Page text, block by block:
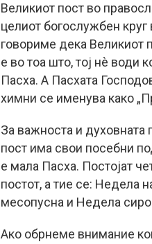
Великиот пост во
целиот богослужбен
говориме дека Великиот
е во тоа што, тој нè води
Пасха. А Пасхата
химни се именува како
За важноста и духовната
пост има свои посебни
е мала Пасха. Постојат
постот, а тие се: Недела
месопусна и Недела
Ако обрнеме внимание